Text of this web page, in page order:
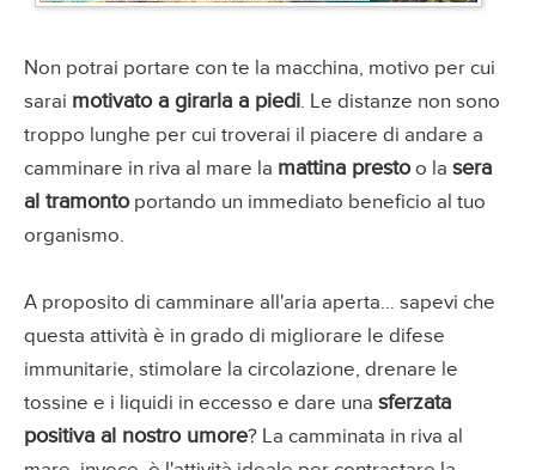
Non potrai portare con te la macchina, motivo per cui
sarai motivato a girarla a piedi. Le distanze non sono
troppo lunghe per cui troverai il piacere di andare a
camminare in riva al mare la mattina prestoo la sera
al tramontoportando un immediato beneficio al tuo
organismo.
A proposito di camminare all'aria aperta… sapevi che
questa attività è in grado di migliorare le difese
immunitarie, stimolare la circolazione, drenare le
tossine e i liquidi in eccesso e dare una sferzata
positiva al nostro umore? La camminata in riva al